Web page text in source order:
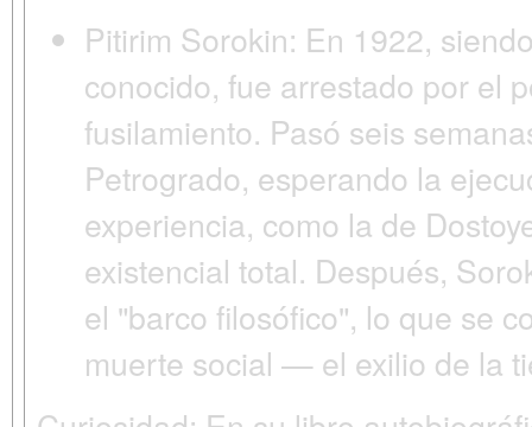
Pitirim Sorokin: En 1922,
conocido, fue arrestado por el
fusilamiento. Pasó seis
Petrogrado, esperando la
experiencia, como la de
existencial total. Después,
el "barco filosófico", lo que se
muerte social — el exilio de la